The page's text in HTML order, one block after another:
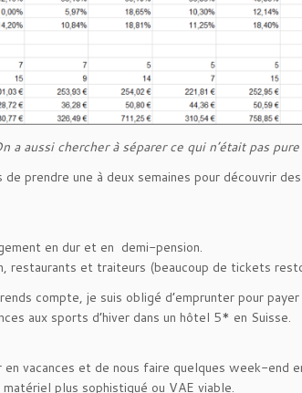
aussi chercher à séparer ce qui n’était pas
prendre une à deux semaines pour découvrir
en dur et en demi-pension.
restaurants et traiteurs (beaucoup de tickets
compte, je suis obligé d’emprunter pour
aux sports d’hiver dans un hôtel 5* en Suisse.
vacances et de nous faire quelques week-end
plus sophistiqué ou VAE viable.